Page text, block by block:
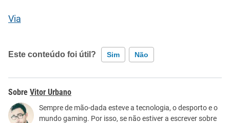
Via
Este conteúdo foi útil? Sim Não
Este conteúdo contém informação incorreta
Este conteúdo não tem a informação que procuro
Vitor Urbano
Sempre de mão-dada esteve a tecnologia, o desporto e o
mundo gaming. Por isso, se não estiver a escrever sobre